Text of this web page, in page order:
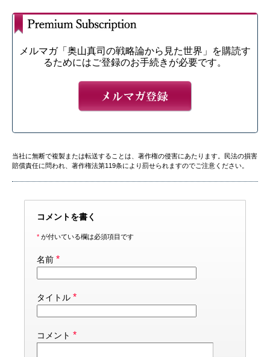
メルマガ「奥山真司の戦略論から見た世界」を購読す
るためにはご登録のお手続きが必要です。
当社に無断で複製または転送することは、著作権の侵害にあたります。民法の損害
賠償責任に問われ、著作権法第119条により罰せられますのでご注意ください。
コメントを書く
* が付いている欄は必須項目です
名前 *
タイトル *
コメント *